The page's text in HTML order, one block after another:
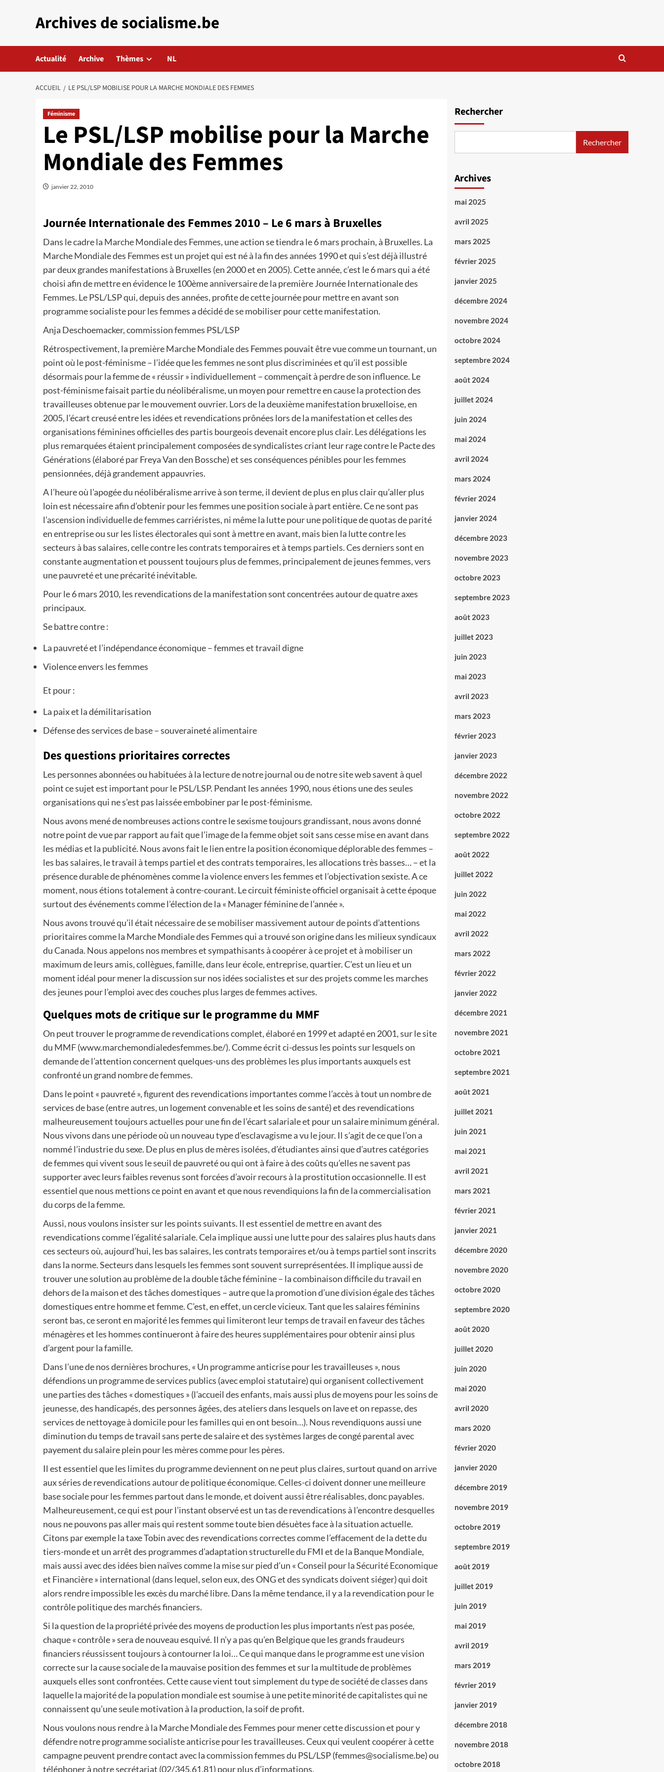
Archives de socialisme.be
Actualité Archive Thèmes NL
ACCUEIL LE PSL/LSP MOBILISE POUR LA MARCHE MONDIALE DES FEMMES
Féminisme
Le PSL/LSP mobilise pour la Marche
Mondiale des Femmes
janvier 22, 2010
Journée Internationale des Femmes 2010 – Le 6 mars à Bruxelles
Dans le cadre la Marche Mondiale des Femmes, une action se tiendra le 6 mars prochain, à Bruxelles. La
Marche Mondiale des Femmes est un projet qui est né à la fin des années 1990 et qui s’est déjà illustré
par deux grandes manifestations à Bruxelles (en 2000 et en 2005). Cette année, c’est le 6 mars qui a été
choisi afin de mettre en évidence le 100ème anniversaire de la première Journée Internationale des
Femmes. Le PSL/LSP qui, depuis des années, profite de cette journée pour mettre en avant son
programme socialiste pour les femmes a décidé de se mobiliser pour cette manifestation.
Anja Deschoemacker, commission femmes PSL/LSP
Rétrospectivement, la première Marche Mondiale des Femmes pouvait être vue comme un tournant, un
point où le post-féminisme – l’idée que les femmes ne sont plus discriminées et qu’il est possible
désormais pour la femme de « réussir » individuellement – commençait à perdre de son influence. Le
post-féminisme faisait partie du néolibéralisme, un moyen pour remettre en cause la protection des
travailleuses obtenue par le mouvement ouvrier. Lors de la deuxième manifestation bruxelloise, en
2005, l’écart creusé entre les idées et revendications prônées lors de la manifestation et celles des
organisations féminines officielles des partis bourgeois devenait encore plus clair. Les délégations les
plus remarquées étaient principalement composées de syndicalistes criant leur rage contre le Pacte des
Générations (élaboré par Freya Van den Bossche) et ses conséquences pénibles pour les femmes
pensionnées, déjà grandement appauvries.
A l’heure où l’apogée du néolibéralisme arrive à son terme, il devient de plus en plus clair qu’aller plus
loin est nécessaire afin d’obtenir pour les femmes une position sociale à part entière. Ce ne sont pas
l’ascension individuelle de femmes carriéristes, ni même la lutte pour une politique de quotas de parité
en entreprise ou sur les listes électorales qui sont à mettre en avant, mais bien la lutte contre les
secteurs à bas salaires, celle contre les contrats temporaires et à temps partiels. Ces derniers sont en
constante augmentation et poussent toujours plus de femmes, principalement de jeunes femmes, vers
une pauvreté et une précarité inévitable.
Pour le 6 mars 2010, les revendications de la manifestation sont concentrées autour de quatre axes
principaux.
Se battre contre :
La pauvreté et l’indépendance économique – femmes et travail digne
Violence envers les femmes
Et pour :
La paix et la démilitarisation
Défense des services de base – souveraineté alimentaire
Des questions prioritaires correctes
Les personnes abonnées ou habituées à la lecture de notre journal ou de notre site web savent à quel
point ce sujet est important pour le PSL/LSP. Pendant les années 1990, nous étions une des seules
organisations qui ne s’est pas laissée embobiner par le post-féminisme.
Nous avons mené de nombreuses actions contre le sexisme toujours grandissant, nous avons donné
notre point de vue par rapport au fait que l’image de la femme objet soit sans cesse mise en avant dans
les médias et la publicité. Nous avons fait le lien entre la position économique déplorable des femmes –
les bas salaires, le travail à temps partiel et des contrats temporaires, les allocations très basses… – et la
présence durable de phénomènes comme la violence envers les femmes et l’objectivation sexiste. A ce
moment, nous étions totalement à contre-courant. Le circuit féministe officiel organisait à cette époque
surtout des événements comme l’élection de la « Manager féminine de l’année ».
Nous avons trouvé qu’il était nécessaire de se mobiliser massivement autour de points d’attentions
prioritaires comme la Marche Mondiale des Femmes qui a trouvé son origine dans les milieux syndicaux
du Canada. Nous appelons nos membres et sympathisants à coopérer à ce projet et à mobiliser un
maximum de leurs amis, collègues, famille, dans leur école, entreprise, quartier. C’est un lieu et un
moment idéal pour mener la discussion sur nos idées socialistes et sur des projets comme les marches
des jeunes pour l’emploi avec des couches plus larges de femmes actives.
Quelques mots de critique sur le programme du MMF
On peut trouver le programme de revendications complet, élaboré en 1999 et adapté en 2001, sur le site
du MMF (www.marchemondialedesfemmes.be/). Comme écrit ci-dessus les points sur lesquels on
demande de l’attention concernent quelques-uns des problèmes les plus importants auxquels est
confronté un grand nombre de femmes.
Dans le point « pauvreté », figurent des revendications importantes comme l’accès à tout un nombre de
services de base (entre autres, un logement convenable et les soins de santé) et des revendications
malheureusement toujours actuelles pour une fin de l’écart salariale et pour un salaire minimum général.
Nous vivons dans une période où un nouveau type d’esclavagisme a vu le jour. Il s’agit de ce que l’on a
nommé l’industrie du sexe. De plus en plus de mères isolées, d’étudiantes ainsi que d’autres catégories
de femmes qui vivent sous le seuil de pauvreté ou qui ont à faire à des coûts qu’elles ne savent pas
supporter avec leurs faibles revenus sont forcées d’avoir recours à la prostitution occasionnelle. Il est
essentiel que nous mettions ce point en avant et que nous revendiquions la fin de la commercialisation
du corps de la femme.
Aussi, nous voulons insister sur les points suivants. Il est essentiel de mettre en avant des
revendications comme l’égalité salariale. Cela implique aussi une lutte pour des salaires plus hauts dans
ces secteurs où, aujourd’hui, les bas salaires, les contrats temporaires et/ou à temps partiel sont inscrits
dans la norme. Secteurs dans lesquels les femmes sont souvent surreprésentées. Il implique aussi de
trouver une solution au problème de la double tâche féminine – la combinaison difficile du travail en
dehors de la maison et des tâches domestiques – autre que la promotion d’une division égale des tâches
domestiques entre homme et femme. C’est, en effet, un cercle vicieux. Tant que les salaires féminins
seront bas, ce seront en majorité les femmes qui limiteront leur temps de travail en faveur des tâches
ménagères et les hommes continueront à faire des heures supplémentaires pour obtenir ainsi plus
d’argent pour la famille.
Dans l’une de nos dernières brochures, « Un programme anticrise pour les travailleuses », nous
défendions un programme de services publics (avec emploi statutaire) qui organisent collectivement
une parties des tâches « domestiques » (l’accueil des enfants, mais aussi plus de moyens pour les soins de
jeunesse, des handicapés, des personnes âgées, des ateliers dans lesquels on lave et on repasse, des
services de nettoyage à domicile pour les familles qui en ont besoin…). Nous revendiquons aussi une
diminution du temps de travail sans perte de salaire et des systèmes larges de congé parental avec
payement du salaire plein pour les mères comme pour les pères.
Il est essentiel que les limites du programme deviennent on ne peut plus claires, surtout quand on arrive
aux séries de revendications autour de politique économique. Celles-ci doivent donner une meilleure
base sociale pour les femmes partout dans le monde, et doivent aussi être réalisables, donc payables.
Malheureusement, ce qui est pour l’instant observé est un tas de revendications à l’encontre desquelles
nous ne pouvons pas aller mais qui restent somme toute bien désuètes face à la situation actuelle.
Citons par exemple la taxe Tobin avec des revendications correctes comme l’effacement de la dette du
tiers-monde et un arrêt des programmes d’adaptation structurelle du FMI et de la Banque Mondiale,
mais aussi avec des idées bien naïves comme la mise sur pied d’un « Conseil pour la Sécurité Economique
et Financière » international (dans lequel, selon eux, des ONG et des syndicats doivent siéger) qui doit
alors rendre impossible les excès du marché libre. Dans la même tendance, il y a la revendication pour le
contrôle politique des marchés financiers.
Si la question de la propriété privée des moyens de production les plus importants n’est pas posée,
chaque « contrôle » sera de nouveau esquivé. Il n’y a pas qu’en Belgique que les grands fraudeurs
financiers réussissent toujours à contourner la loi… Ce qui manque dans le programme est une vision
correcte sur la cause sociale de la mauvaise position des femmes et sur la multitude de problèmes
auxquels elles sont confrontées. Cette cause vient tout simplement du type de société de classes dans
laquelle la majorité de la population mondiale est soumise à une petite minorité de capitalistes qui ne
connaissent qu’une seule motivation à la production, la soif de profit.
Nous voulons nous rendre à la Marche Mondiale des Femmes pour mener cette discussion et pour y
défendre notre programme socialiste anticrise pour les travailleuses. Ceux qui veulent coopérer à cette
campagne peuvent prendre contact avec la commission femmes du PSL/LSP (femmes@socialisme.be) ou
téléphoner à notre secrétariat (02/345.61.81) pour plus d’informations.
Rechercher
Rechercher
Archives
mai 2025
avril 2025
mars 2025
février 2025
janvier 2025
décembre 2024
novembre 2024
octobre 2024
septembre 2024
août 2024
juillet 2024
juin 2024
mai 2024
avril 2024
mars 2024
février 2024
janvier 2024
décembre 2023
novembre 2023
octobre 2023
septembre 2023
août 2023
juillet 2023
juin 2023
mai 2023
avril 2023
mars 2023
février 2023
janvier 2023
décembre 2022
novembre 2022
octobre 2022
septembre 2022
août 2022
juillet 2022
juin 2022
mai 2022
avril 2022
mars 2022
février 2022
janvier 2022
décembre 2021
novembre 2021
octobre 2021
septembre 2021
août 2021
juillet 2021
juin 2021
mai 2021
avril 2021
mars 2021
février 2021
janvier 2021
décembre 2020
novembre 2020
octobre 2020
septembre 2020
août 2020
juillet 2020
juin 2020
mai 2020
avril 2020
mars 2020
février 2020
janvier 2020
décembre 2019
novembre 2019
octobre 2019
septembre 2019
août 2019
juillet 2019
juin 2019
mai 2019
avril 2019
mars 2019
février 2019
janvier 2019
décembre 2018
novembre 2018
octobre 2018